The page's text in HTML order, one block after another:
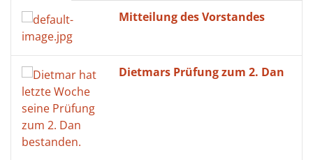
Mitteilung des Vorstandes
Dietmars Prüfung zum 2. Dan